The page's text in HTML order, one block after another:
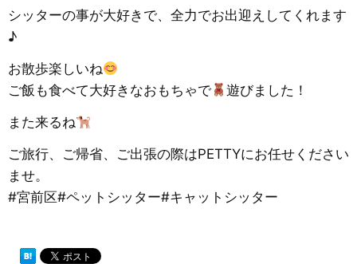
シッターの事が大好きで、全力でお出迎えしてくれます
♪
お散歩楽しいね
ご飯も食べて大好きなおもちゃで
遊びました！
また来るね
ご旅行、ご帰省、ご出張の際はPETTYにお任せください
ませ。
#宮前区#ペットシッター#キャットシッター